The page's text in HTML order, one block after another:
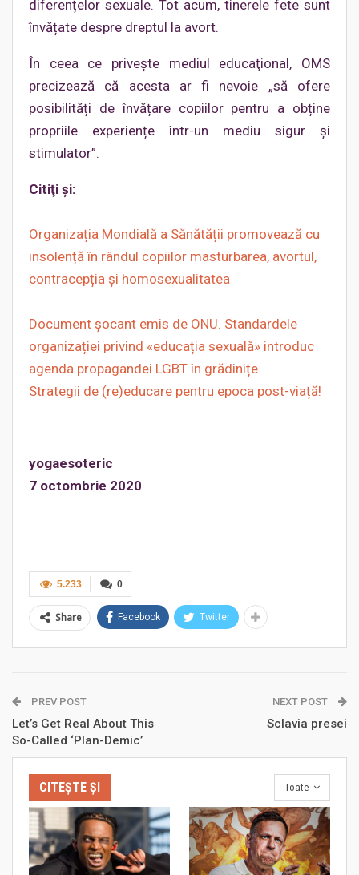
diferențelor sexuale. Tot acum, tinerele fete sunt
învățate despre dreptul la avort.
În ceea ce privește mediul educaţional, OMS
precizează că acesta ar fi nevoie „să ofere
posibilități de învățare copiilor pentru a obține
propriile experiențe într-un mediu sigur și
stimulator”.
Citiţi şi:
Organizația Mondială a Sănătății promovează cu
insolență în rândul copiilor masturbarea, avortul,
contracepția și homosexualitatea
Document șocant emis de ONU. Standardele
organizației privind «educația sexuală» introduc
agenda propagandei LGBT în grădinițe
Strategii de (re)educare pentru epoca post-viață!
yogaesoteric
7 octombrie 2020
0
5.233
Share Facebook Twitter
PREV POST
Let’s Get Real About This
So-Called ‘Plan-Demic’
NEXT POST
Sclavia presei
Toate
CITEȘTE ȘI